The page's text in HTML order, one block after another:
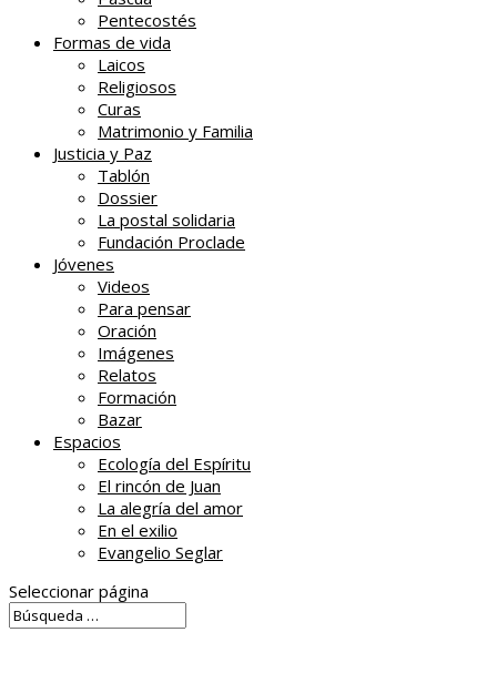
Pentecostés
Formas de vida
Laicos
Religiosos
Curas
Matrimonio y Familia
Justicia y Paz
Tablón
Dossier
La postal solidaria
Fundación Proclade
Jóvenes
Videos
Para pensar
Oración
Imágenes
Relatos
Formación
Bazar
Espacios
Ecología del Espíritu
El rincón de Juan
La alegría del amor
En el exilio
Evangelio Seglar
Seleccionar página